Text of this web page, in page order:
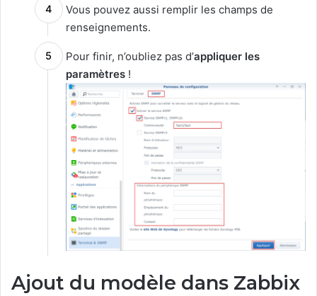
Vous pouvez aussi remplir les champs de
renseignements.
Pour finir, n’oubliez pas d’appliquer les
paramètres !
Ajout du modèle dans Zabbix